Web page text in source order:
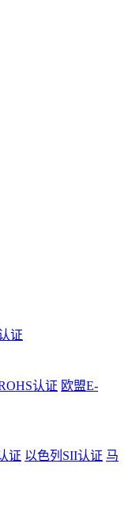
证
认证 欧盟E-
证 以色列SII认证 马